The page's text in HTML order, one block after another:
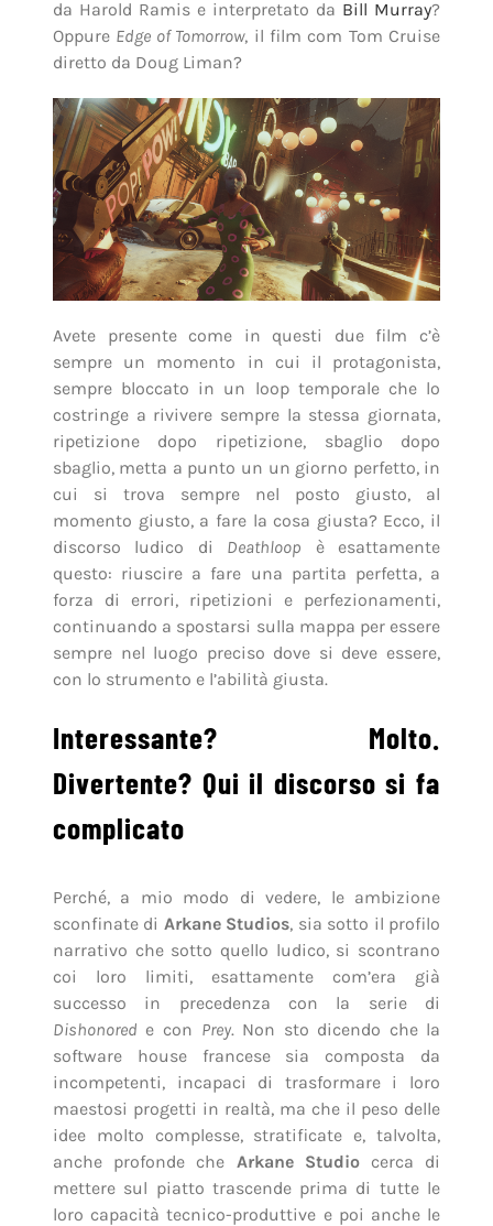
da Harold Ramis e interpretato da Bill Murray?
Oppure Edge of Tomorrow, il film com Tom Cruise
diretto da Doug Liman?
Avete presente come in questi due film c’è
sempre un momento in cui il protagonista,
sempre bloccato in un loop temporale che lo
costringe a rivivere sempre la stessa giornata,
ripetizione dopo ripetizione, sbaglio dopo
sbaglio, metta a punto un un giorno perfetto, in
cui si trova sempre nel posto giusto, al
momento giusto, a fare la cosa giusta? Ecco, il
discorso ludico di Deathloop è esattamente
questo: riuscire a fare una partita perfetta, a
forza di errori, ripetizioni e perfezionamenti,
continuando a spostarsi sulla mappa per essere
sempre nel luogo preciso dove si deve essere,
con lo strumento e l’abilità giusta.
Interessante? Molto.
Divertente? Qui il discorso si fa
complicato
Perché, a mio modo di vedere, le ambizione
sconfinate di Arkane Studios, sia sotto il profilo
narrativo che sotto quello ludico, si scontrano
coi loro limiti, esattamente com’era già
successo in precedenza con la serie di
Dishonored e con Prey. Non sto dicendo che la
software house francese sia composta da
incompetenti, incapaci di trasformare i loro
maestosi progetti in realtà, ma che il peso delle
idee molto complesse, stratificate e, talvolta,
anche profonde che Arkane Studiocerca di
mettere sul piatto trascende prima di tutte le
loro capacità tecnico-produttive e poi anche le